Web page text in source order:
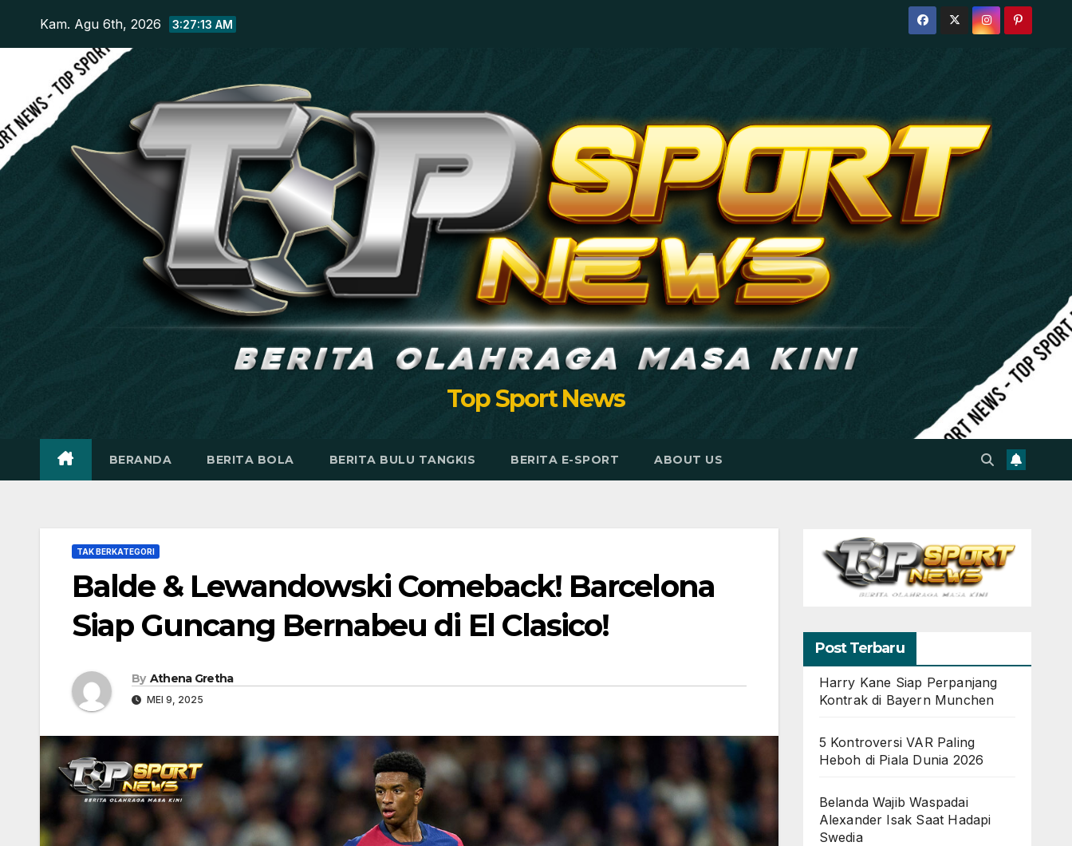
Kam. Agu 6th, 2026 3:27:14 AM
Top Sport News
BERANDA BERITA BOLA BERITA BULU TANGKIS BERITA E-SPORT ABOUT US
TAK BERKATEGORI
Balde & Lewandowski Comeback! Barcelona
Siap Guncang Bernabeu di El Clasico!
By Athena Gretha
MEI 9, 2025
Post Terbaru
Harry Kane Siap Perpanjang
Kontrak di Bayern Munchen
5 Kontroversi VAR Paling
Heboh di Piala Dunia 2026
Belanda Wajib Waspadai
Alexander Isak Saat Hadapi
Swedia